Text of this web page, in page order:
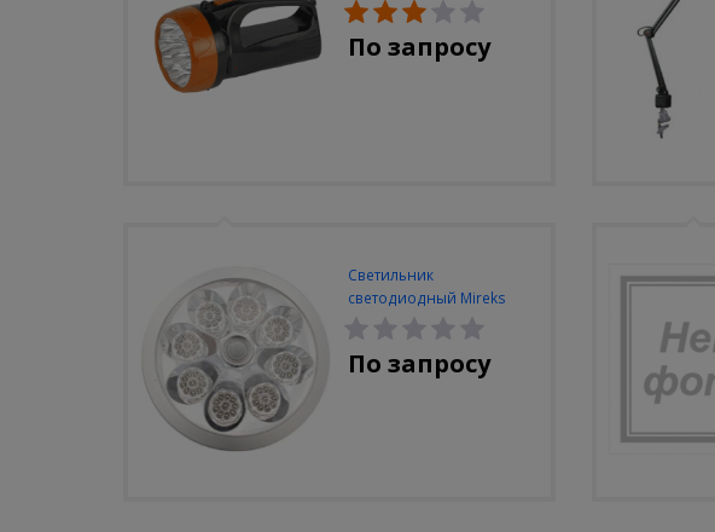
вилка 220V
По запросу
Светильник
светодиодный Mireks
С-310-80-S (5W/4000-
5000K/500lm/датчик
движения)
По запросу